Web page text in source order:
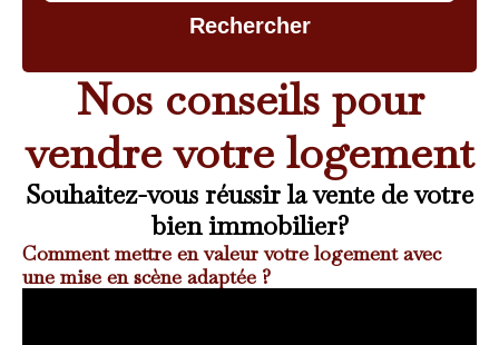
Rechercher
Nos conseils pour
vendre votre logement
Souhaitez-vous réussir la vente de votre
bien immobilier?
Comment mettre en valeur votre logement avec
une mise en scène adaptée ?